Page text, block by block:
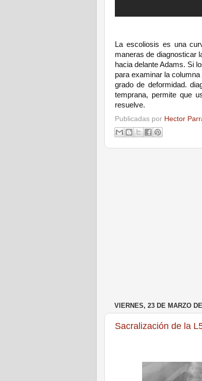
La escoliosis es una
maneras de diagnosticar
hacia delante Adams. Si
para examinar la
grado de deformidad.
temprana, permite que
resuelve.
Publicadas por Hector
VIERNES, 23 DE MARZO
Sacralización de la